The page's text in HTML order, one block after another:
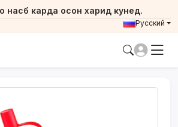
насб карда осон харид кунед.
Русский